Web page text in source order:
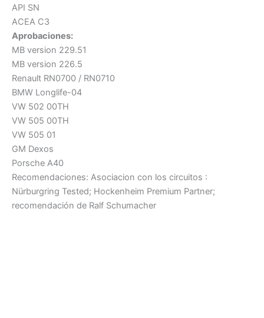
API SN
ACEA C3
Aprobaciones:
MB version 229.51
MB version 226.5
Renault RN0700 / RN0710
BMW Longlife-04
VW 502 00TH
VW 505 00TH
VW 505 01
GM Dexos
Porsche A40
Recomendaciones: Asociacion con los circuitos :
Nürburgring Tested; Hockenheim Premium Partner;
recomendación de Ralf Schumacher